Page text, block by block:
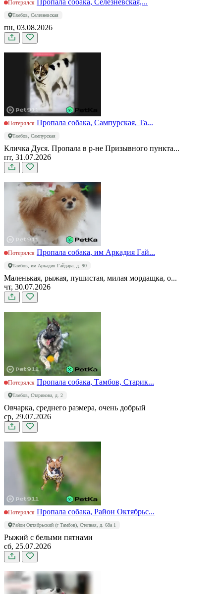
Потерялся Пропала собака, Селезневская,...
Тамбов, Селезневская
пн, 03.08.2026
Потерялся Пропала собака, Сампурская, Та...
Тамбов, Сампурская
Кличка Дуся. Пропала в р-не Призывного пункта...
пт, 31.07.2026
Потерялся Пропала собака, им Аркадия Гай...
Тамбов, им Аркадия Гайдара, д. 90
Маленькая, рыжая, пушистая, милая мордащка, о...
чт, 30.07.2026
Потерялся Пропала собака, Тамбов, Старик...
Тамбов, Старикова, д. 2
Овчарка, среднего размера, очень добрый
ср, 29.07.2026
Потерялся Пропала собака, Район Октябрьс...
Район Октябрьский (г Тамбов), Степная, д. 68а 1
Рыжий с белыми пятнами
сб, 25.07.2026